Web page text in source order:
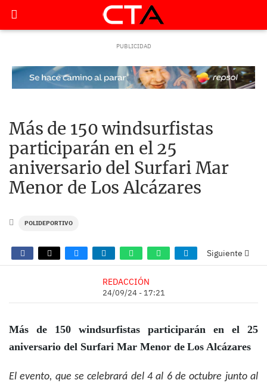
Más de 150 windsurfistas
participarán en el 25
aniversario del Surfari Mar
Menor de Los Alcázares
POLIDEPORTIVO
Siguiente
REDACCIÓN
24/09/24 - 17:21
Más de 150 windsurfistas participarán en el 25
aniversario del Surfari Mar Menor de Los Alcázares
El evento, que se celebrará del 4 al 6 de octubre junto al